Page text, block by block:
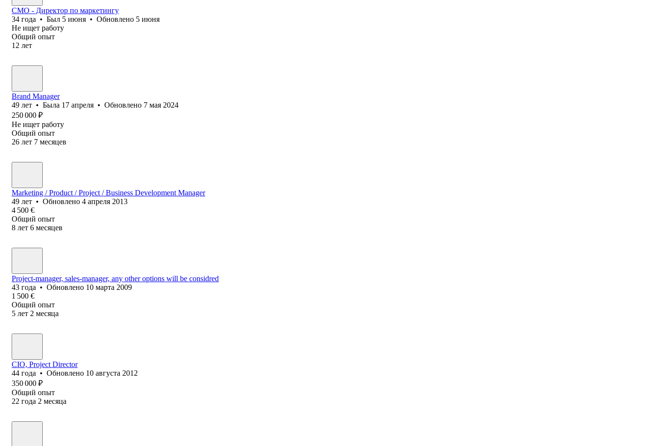
CMO - Директор по маркетингу
34 года • Был 5 июня • Обновлено 5 июня
Не ищет работу
Общий опыт
12 лет
Brand Manager
49 лет • Была 17 апреля • Обновлено 7 мая 2024
250 000 ₽
Не ищет работу
Общий опыт
26 лет 7 месяцев
Marketing / Product / Project / Business Development Manager
49 лет • Обновлено 4 апреля 2013
4 500 €
Общий опыт
8 лет 6 месяцев
Project-manager, sales-manager, any other options will be considred
43 года • Обновлено 10 марта 2009
1 500 €
Общий опыт
5 лет 2 месяца
CIO, Project Director
44 года • Обновлено 10 августа 2012
350 000 ₽
Общий опыт
22 года 2 месяца